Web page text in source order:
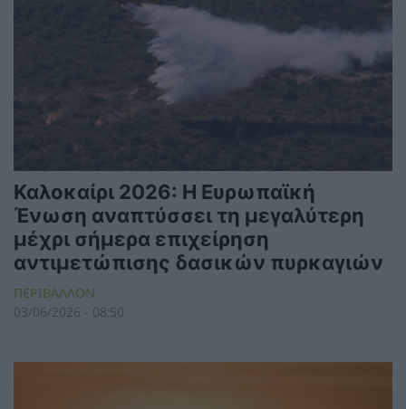
Καλοκαίρι 2026: Η Ευρωπαϊκή
Ένωση αναπτύσσει τη μεγαλύτερη
μέχρι σήμερα επιχείρηση
αντιμετώπισης δασικών πυρκαγιών
ΠΕΡΙΒΑΛΛΟΝ
03/06/2026 - 08:50